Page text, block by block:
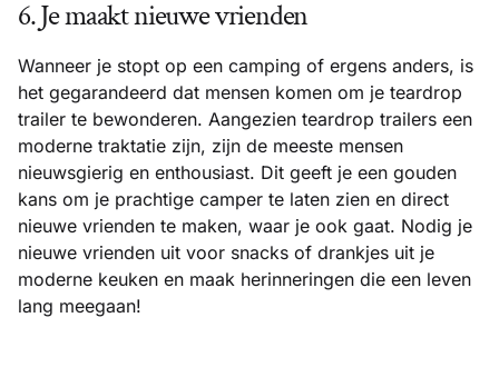
6. Je maakt nieuwe vrienden
Wanneer je stopt op een camping of ergens anders, is
het gegarandeerd dat mensen komen om je teardrop
trailer te bewonderen. Aangezien teardrop trailers een
moderne traktatie zijn, zijn de meeste mensen
nieuwsgierig en enthousiast. Dit geeft je een gouden
kans om je prachtige camper te laten zien en direct
nieuwe vrienden te maken, waar je ook gaat. Nodig je
nieuwe vrienden uit voor snacks of drankjes uit je
moderne keuken en maak herinneringen die een leven
lang meegaan!